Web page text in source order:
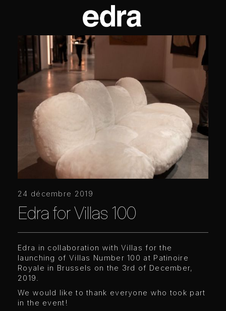
24 décembre 2019
Edra for Villas 100
Edra in collaboration with Villas for the
launching of Villas Number 100 at Patinoire
Royale in Brussels on the 3rd of December,
2019.
We would like to thank everyone who took part
in the event!